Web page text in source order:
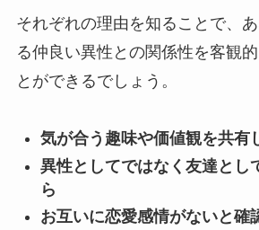
それぞれの理由を知ることで、
る仲良い異性との関係性を客観
とができるでしょう。
気が合う趣味や価値観を共有
異性としてではなく友達とし
ら
お互いに恋愛感情がないと確